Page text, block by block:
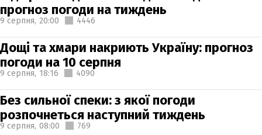
прогноз погоди на тиждень
9 серпня, 20:00 4446
Дощі та хмари накриють Україну: прогноз
погоди на 10 серпня
9 серпня, 18:16 4090
Без сильної спеки: з якої погоди
розпочнеться наступний тиждень
9 серпня, 08:00 769